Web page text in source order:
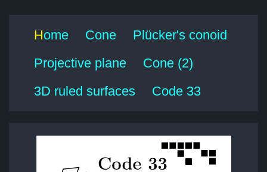
Home Cone
Plücker's conoid
Projective plane
Cone (2)
3D ruled surfaces
Code 33